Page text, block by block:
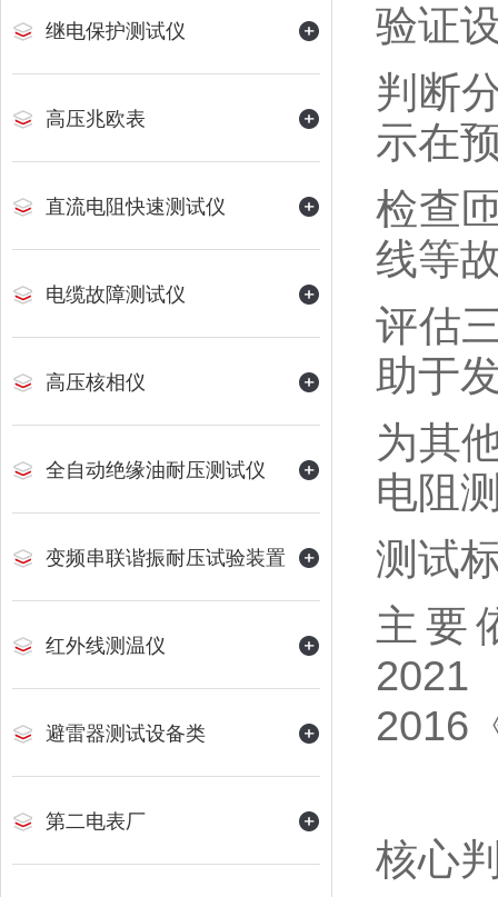
继电保护测试仪
高压兆欧表
直流电阻快速测试仪
电缆故障测试仪
高压核相仪
全自动绝缘油耐压测试仪
变频串联谐振耐压试验装置
红外线测温仪
避雷器测试设备类
第二电表厂
验证
判断
示在
检查
线等
评估
助于
为其
电阻
测试
主要
2016
核心